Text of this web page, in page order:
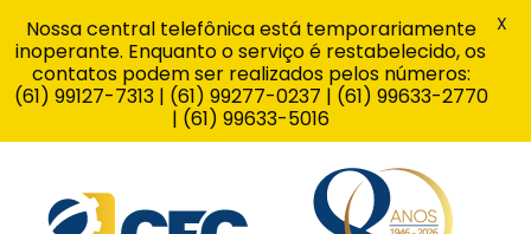
Nossa central telefônica está temporariamente
inoperante. Enquanto o serviço é restabelecido, os
contatos podem ser realizados pelos números:
(61) 99127-7313 | (61) 99277-0237 | (61) 99633-2770
| (61) 99633-5016
X